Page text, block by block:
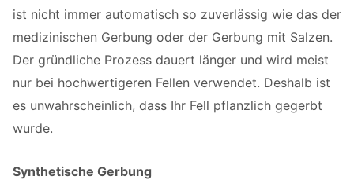
ist nicht immer automatisch so zuverlässig wie das der
medizinischen Gerbung oder der Gerbung mit Salzen.
Der gründliche Prozess dauert länger und wird meist
nur bei hochwertigeren Fellen verwendet. Deshalb ist
es unwahrscheinlich, dass Ihr Fell pflanzlich gegerbt
wurde.
Synthetische Gerbung